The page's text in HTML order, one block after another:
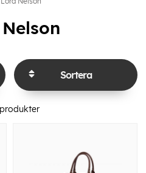
Sortera